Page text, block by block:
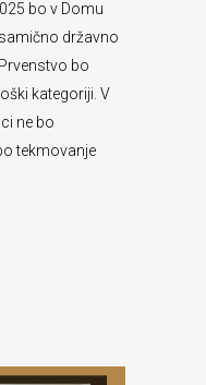
bo v Domu
državno
bo
kategoriji. V
ne bo
tekmovanje